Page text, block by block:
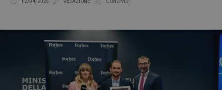
12/04/2025 REDAZIONE CONDIVIDI